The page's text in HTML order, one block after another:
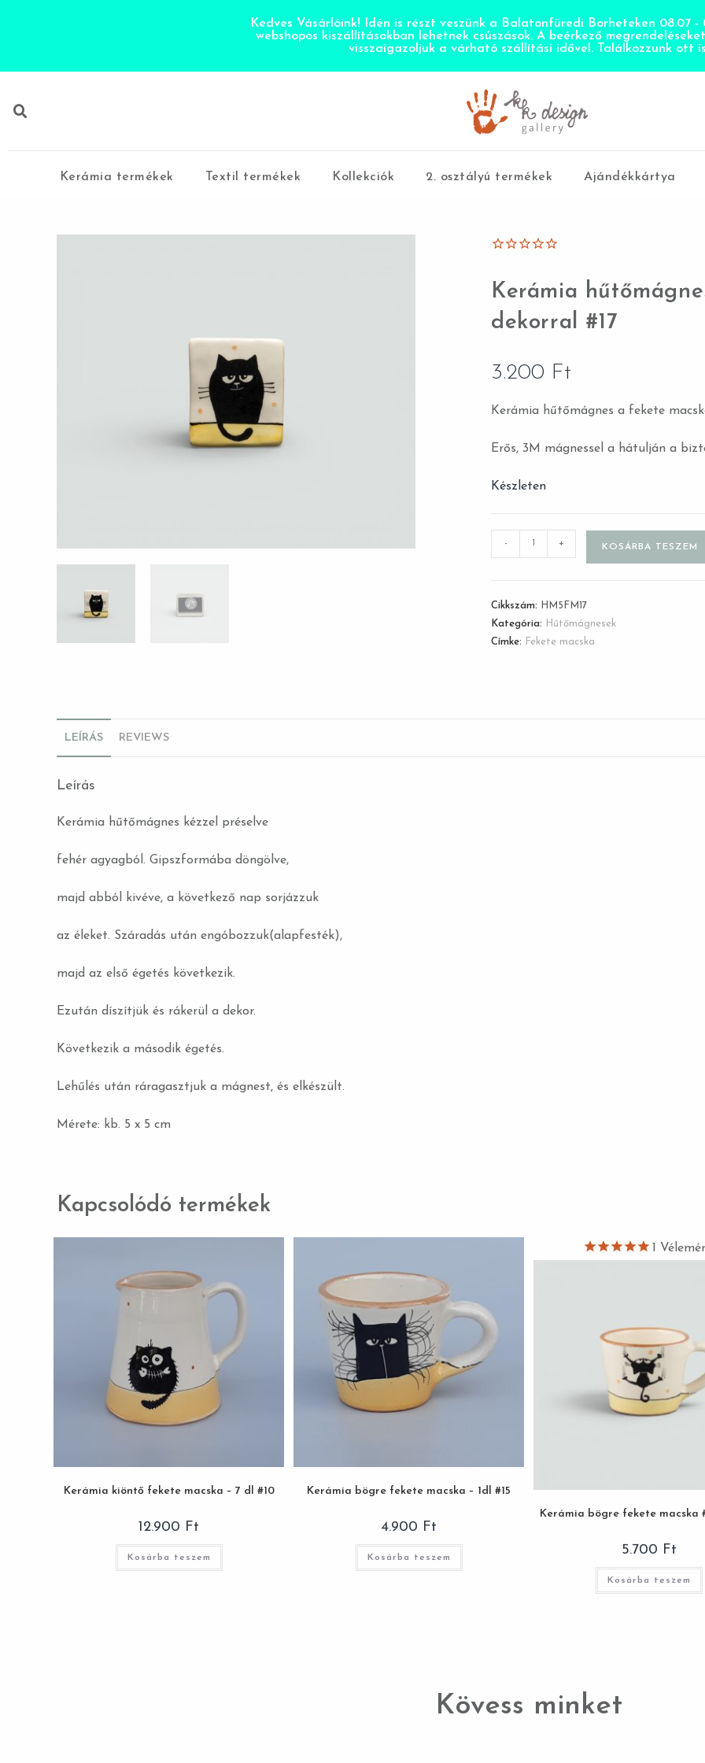
Kedves Vásárlóink! Idén is részt veszünk a Balatonfüredi Borheteken 08.07 -
webshopos kiszállításokban lehetnek csúszások. A beérkező
visszaigazoljuk a várható szállítási idővel. Találkozzunk ott
Kerámia termékek Textil termékek Kollekciók 2. osztályú termékek Ajándékkártya
Kerámia
dekorral #17
3.200 Ft
Kerámia hűtőmágnes a fekete
Erős, 3M mágnessel a hátulján a
Készleten
- + KOSÁRBA TESZEM
Cikkszám:
HM5FM17
Kategória:
Hűtőmágnesek
Címke:
Fekete macska
LEÍRÁS REVIEWS
Leírás
Kerámia hűtőmágnes kézzel préselve
fehér agyagból. Gipszformába döngölve,
majd abból kivéve, a következő nap sorjázzuk
az éleket. Száradás után engóbozzuk(alapfesték),
majd az első égetés következik.
Ezután díszítjük és rákerül a dekor.
Következik a második égetés.
Lehűlés után ráragasztjuk a mágnest, és elkészült.
Mérete: kb. 5 x 5 cm
Kapcsolódó termékek
Kerámia kiöntő fekete macska – 7 dl #10
12.900 Ft
Kosárba teszem
Kerámia bögre fekete macska – 1dl #15
4.900 Ft
Kosárba teszem
Kerámia bögre fekete macska
5.700 Ft
Kosárba teszem
Kövess minket